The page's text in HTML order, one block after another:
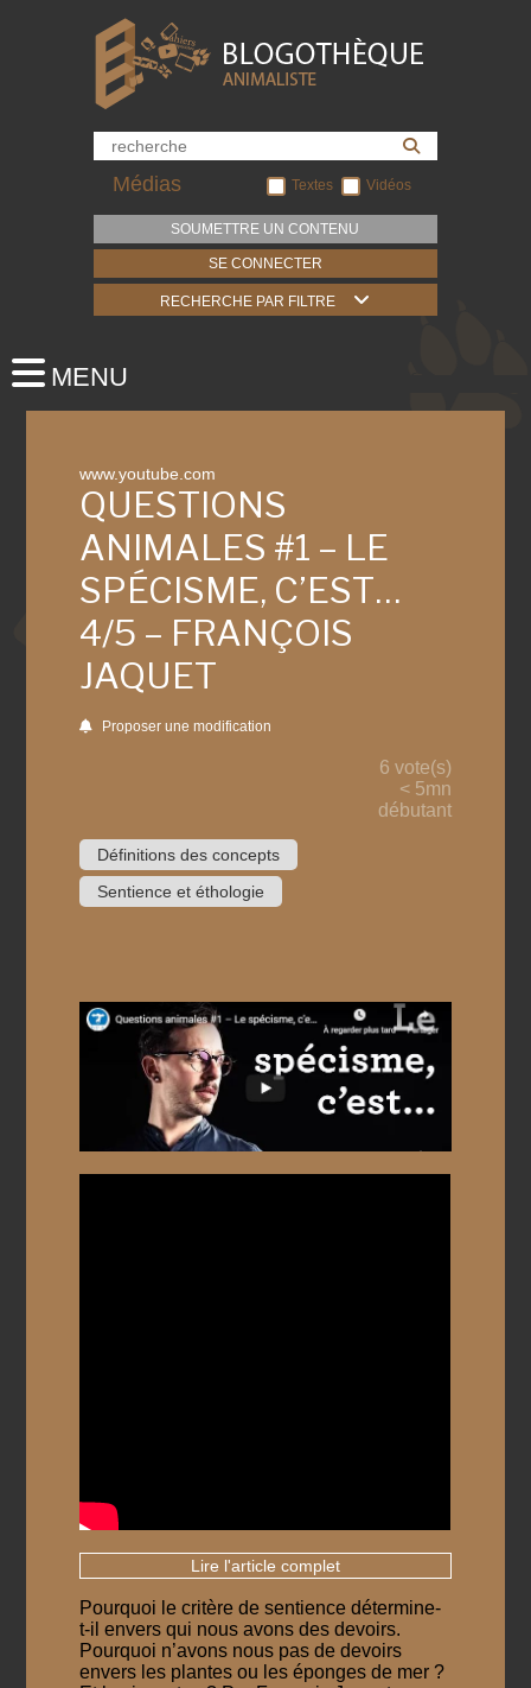
Médias Textes Vidéos
SOUMETTRE UN CONTENU
SE CONNECTER
RECHERCHE PAR FILTRE
www.youtube.com
QUESTIONS
ANIMALES #1 – LE
SPÉCISME, C’EST…
4/5 – FRANÇOIS
JAQUET
Proposer une modification
6 vote(s)
< 5mn
débutant
Définitions des concepts
Sentience et éthologie
Lire l'article complet
Pourquoi le critère de sentience détermine-
t-il envers qui nous avons des devoirs.
Pourquoi n’avons nous pas de devoirs
envers les plantes ou les éponges de mer ?